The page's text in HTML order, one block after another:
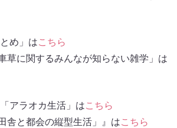
め」はこちら
に関するみんなが知らない雑学」は
アラオカ生活」はこちら
と都会の縦型生活」』はこちら